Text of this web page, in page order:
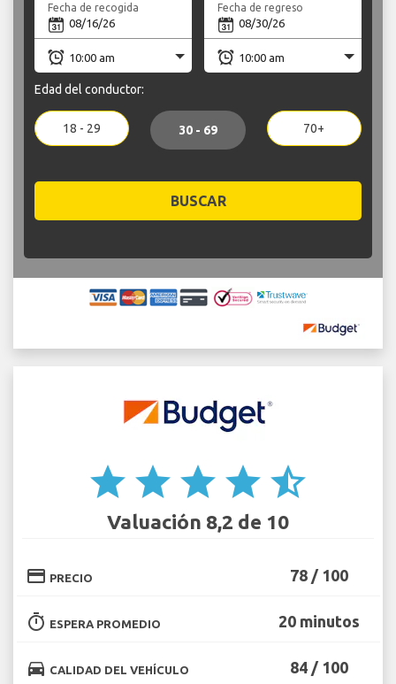
Fecha de recogida Fecha de regreso
Edad del conductor:
18 - 29 30 - 69 70+
BUSCAR
star star star star star_half
Valuación 8,2 de 10
credit_card PRECIO 78 / 100
timer ESPERA PROMEDIO 20 minutos
directions_car CALIDAD DEL VEHÍCULO 84 / 100